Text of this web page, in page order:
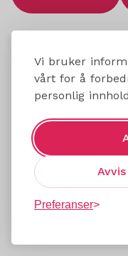
Vi bruker
vårt for å
personlig
Preferanser